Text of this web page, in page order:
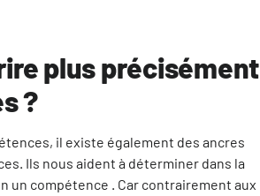
plus précisément
?
il existe également des ancres
Ils nous aident à déterminer dans la
un compétence . Car contrairement aux